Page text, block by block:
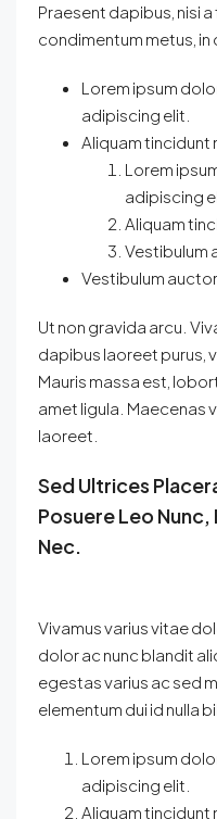
Praesent dapibus, nisi
condimentum metus, in
Lorem ipsum
adipiscing elit.
Aliquam tincidunt
Lorem
adipiscing
Aliquam
Vestibulum
Vestibulum
Ut non gravida arcu.
dapibus laoreet purus,
Mauris massa est,
amet ligula. Maecenas
laoreet.
Sed Ultrices
Posuere Leo
Nec.
Vivamus varius vitae
dolor ac nunc blandit
egestas varius ac sed
elementum dui id nulla
Lorem ipsum
adipiscing elit.
Aliquam tincidunt